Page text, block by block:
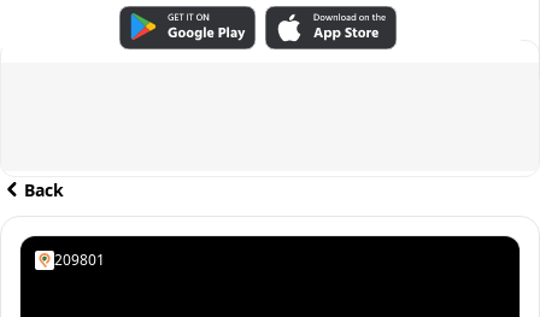
ADVERTISEMENT
Back
209801